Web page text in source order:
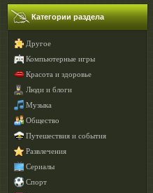
Категории раздела
Другое
Компьютерные игры
Красота и здоровье
Люди и блоги
Музыка
Общество
Путешествия и события
Развлечения
Сериалы
Спорт